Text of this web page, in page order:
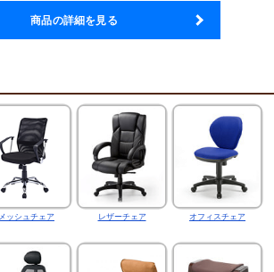
商品の詳細を見る
メッシュチェア レザーチェア オフィスチェア